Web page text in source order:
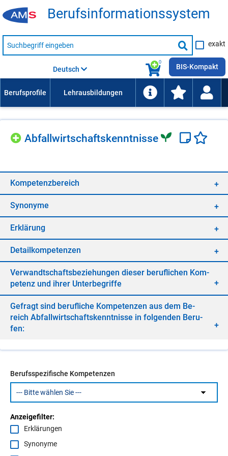
Be­rufs­in­for­ma­ti­ons­sys­tem
Suche
nach
Suche
starten
exakt
0
Deutsch BIS-Kompakt
Ab­fall­wirt­schafts­kennt­nis­se
Kom­pe­tenz­be­reich
Syn­ony­me
Er­klä­rung
De­tail­kom­pe­ten­zen
Ver­wandt­schafts­be­zie­hun­gen die­ser be­ruf­li­chen Kom­
pe­tenz und ih­rer Un­ter­be­grif­fe
Ge­fragt sind be­ruf­li­che Kom­pe­ten­zen aus dem Be­
reich Ab­fall­wirt­schafts­kennt­nis­se in fol­gen­den Be­ru­
fen:
Berufsspezifische Kompetenzen
Anzeigefilter:
Erklärungen
Synonyme